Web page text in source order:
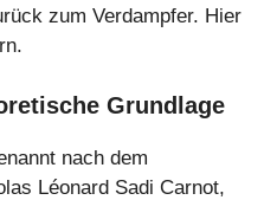
zum Verdampfer. Hier
Grundlage
nach dem
Léonard Sadi Carnot,